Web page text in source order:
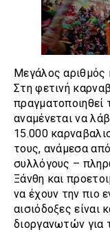
Μεγάλος αριθμός
Στη φετινή
πραγματοποιηθεί
αναμένεται να
15.000
τους, ανάμεσα
συλλόγους –
Ξάνθη και
να έχουν την πιο
αισιόδοξες είναι
διοργανωτών για